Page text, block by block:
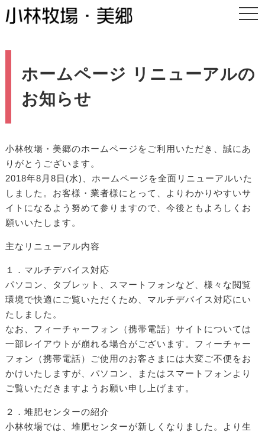
ホームページ リニューアルの
お知らせ
小林牧場・美郷のホームページをご利用いただき、誠にあ
りがとうございます。
2018年8月8日(水)、ホームページを全面リニューアルいた
しました。お客様・業者様にとって、よりわかりやすいサ
イトになるよう努めて参りますので、今後ともよろしくお
願いいたします。
主なリニューアル内容
１．マルチデバイス対応
パソコン、タブレット、スマートフォンなど、様々な閲覧
環境で快適にご覧いただくため、マルチデバイス対応にい
たしました。
なお、フィーチャーフォン（携帯電話）サイトについては
一部レイアウトが崩れる場合がございます。フィーチャー
フォン（携帯電話）ご使用のお客さまには大変ご不便をお
かけいたしますが、パソコン、またはスマートフォンより
ご覧いただきますようお願い申し上げます。
２．堆肥センターの紹介
小林牧場では、堆肥センターが新しくなりました。より生